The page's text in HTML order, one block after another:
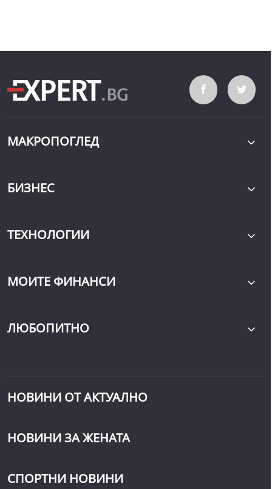
МАКРОПОГЛЕД
БИЗНЕС
ТЕХНОЛОГИИ
МОИТЕ ФИНАНСИ
ЛЮБОПИТНО
НОВИНИ ОТ АКТУАЛНО
НОВИНИ ЗА ЖЕНАТА
СПОРТНИ НОВИНИ